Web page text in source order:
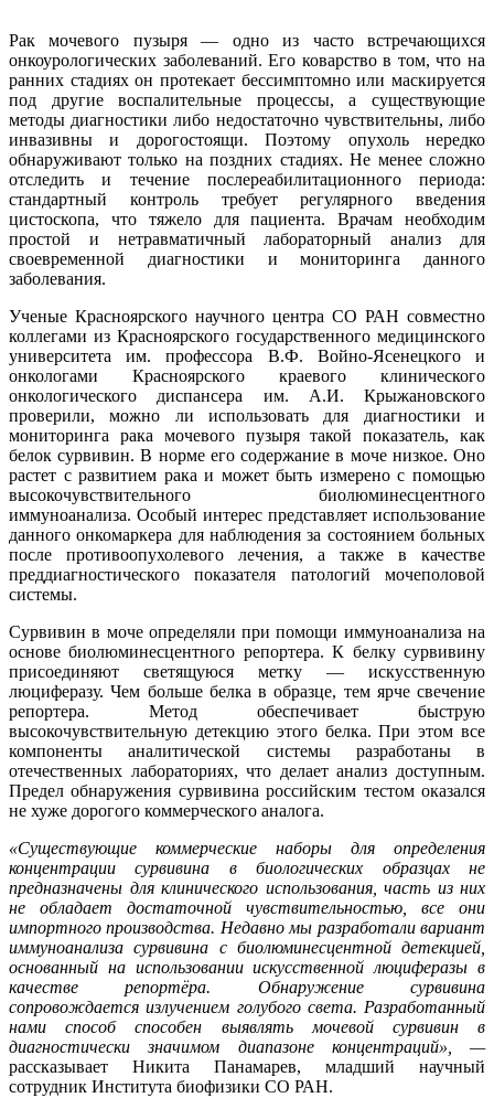
Рак мочевого пузыря — одно из часто встречающихся
онкоурологических заболеваний. Его коварство в том, что на
ранних стадиях он протекает бессимптомно или маскируется
под другие воспалительные процессы, а существующие
методы диагностики либо недостаточно чувствительны, либо
инвазивны и дорогостоящи. Поэтому опухоль нередко
обнаруживают только на поздних стадиях. Не менее сложно
отследить и течение послереабилитационного периода:
стандартный контроль требует регулярного введения
цистоскопа, что тяжело для пациента. Врачам необходим
простой и нетравматичный лабораторный анализ для
своевременной диагностики и мониторинга данного
заболевания.
Ученые Красноярского научного центра СО РАН совместно
коллегами из Красноярского государственного медицинского
университета им. профессора В.Ф. Войно-Ясенецкого и
онкологами Красноярского краевого клинического
онкологического диспансера им. А.И. Крыжановского
проверили, можно ли использовать для диагностики и
мониторинга рака мочевого пузыря такой показатель, как
белок сурвивин. В норме его содержание в моче низкое. Оно
растет с развитием рака и может быть измерено с помощью
высокочувствительного биолюминесцентного
иммуноанализа. Особый интерес представляет использование
данного онкомаркера для наблюдения за состоянием больных
после противоопухолевого лечения, а также в качестве
преддиагностического показателя патологий мочеполовой
системы.
Сурвивин в моче определяли при помощи иммуноанализа на
основе биолюминесцентного репортера. К белку сурвивину
присоединяют светящуюся метку — искусственную
люциферазу. Чем больше белка в образце, тем ярче свечение
репортера. Метод обеспечивает быструю
высокочувствительную детекцию этого белка. При этом все
компоненты аналитической системы разработаны в
отечественных лабораториях, что делает анализ доступным.
Предел обнаружения сурвивина российским тестом оказался
не хуже дорогого коммерческого аналога.
«Существующие коммерческие наборы для определения
концентрации сурвивина в биологических образцах не
предназначены для клинического использования, часть из них
не обладает достаточной чувствительностью, все они
импортного производства. Недавно мы разработали вариант
иммуноанализа сурвивина с биолюминесцентной детекцией,
основанный на использовании искусственной люциферазы в
качестве репортёра. Обнаружение сурвивина
сопровождается излучением голубого света. Разработанный
нами способ способен выявлять мочевой сурвивин в
диагностически значимом диапазоне концентраций», —
рассказывает Никита Панамарев, младший научный
сотрудник Института биофизики СО РАН.